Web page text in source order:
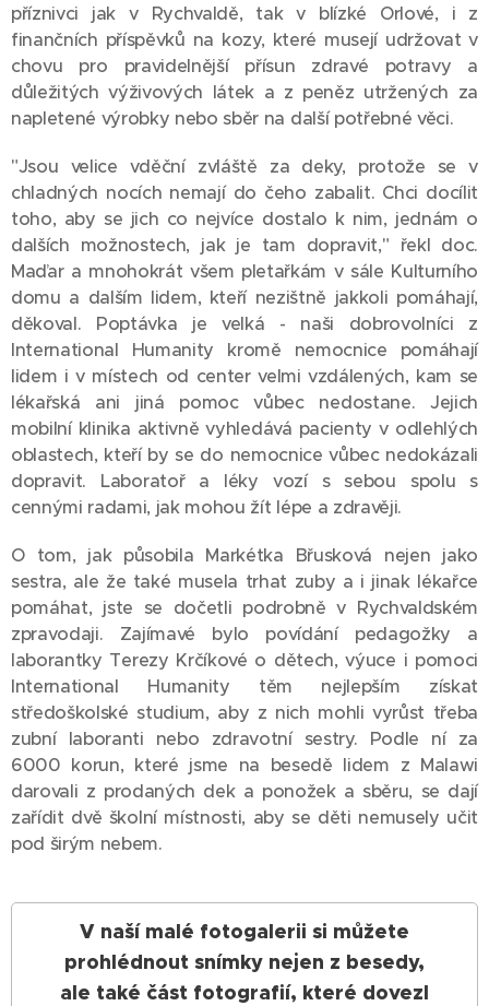
příznivci jak v Rychvaldě, tak v blízké Orlové, i z
finančních příspěvků na kozy, které musejí udržovat v
chovu pro pravidelnější přísun zdravé potravy a
důležitých výživových látek a z peněz utržených za
napletené výrobky nebo sběr na další potřebné věci.
"Jsou velice vděční zvláště za deky, protože se v
chladných nocích nemají do čeho zabalit. Chci docílit
toho, aby se jich co nejvíce dostalo k nim, jednám o
dalších možnostech, jak je tam dopravit," řekl doc.
Maďar a mnohokrát všem pletařkám v sále Kulturního
domu a dalším lidem, kteří nezištně jakkoli pomáhají,
děkoval. Poptávka je velká - naši dobrovolníci z
International Humanity kromě nemocnice pomáhají
lidem i v místech od center velmi vzdálených, kam se
lékařská ani jiná pomoc vůbec nedostane. Jejich
mobilní klinika aktivně vyhledává pacienty v odlehlých
oblastech, kteří by se do nemocnice vůbec nedokázali
dopravit. Laboratoř a léky vozí s sebou spolu s
cennými radami, jak mohou žít lépe a zdravěji.
O tom, jak působila Markétka Břusková nejen jako
sestra, ale že také musela trhat zuby a i jinak lékařce
pomáhat, jste se dočetli podrobně v Rychvaldském
zpravodaji. Zajímavé bylo povídání pedagožky a
laborantky Terezy Krčíkové o dětech, výuce i pomoci
International Humanity těm nejlepším získat
středoškolské studium, aby z nich mohli vyrůst třeba
zubní laboranti nebo zdravotní sestry. Podle ní za
6000 korun, které jsme na besedě lidem z Malawi
darovali z prodaných dek a ponožek a sběru, se dají
zařídit dvě školní místnosti, aby se děti nemusely učit
pod širým nebem.
V naší malé fotogalerii si můžete
prohlédnout snímky nejen z besedy,
ale také část fotografií, které dovezl